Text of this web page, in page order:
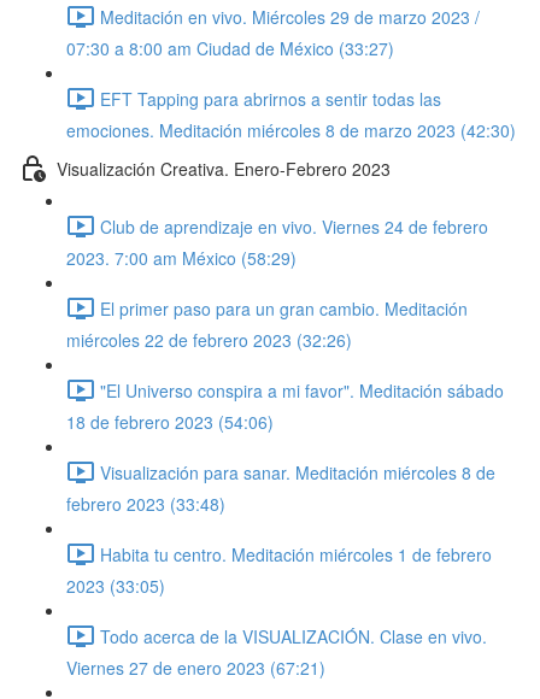
Meditación en vivo. Miércoles 29 de marzo 2023 /
07:30 a 8:00 am Ciudad de México (33:27)
EFT Tapping para abrirnos a sentir todas las
emociones. Meditación miércoles 8 de marzo 2023 (42:30)
Visualización Creativa. Enero-Febrero 2023
Club de aprendizaje en vivo. Viernes 24 de febrero
2023. 7:00 am México (58:29)
El primer paso para un gran cambio. Meditación
miércoles 22 de febrero 2023 (32:26)
"El Universo conspira a mi favor". Meditación sábado
18 de febrero 2023 (54:06)
Visualización para sanar. Meditación miércoles 8 de
febrero 2023 (33:48)
Habita tu centro. Meditación miércoles 1 de febrero
2023 (33:05)
Todo acerca de la VISUALIZACIÓN. Clase en vivo.
Viernes 27 de enero 2023 (67:21)